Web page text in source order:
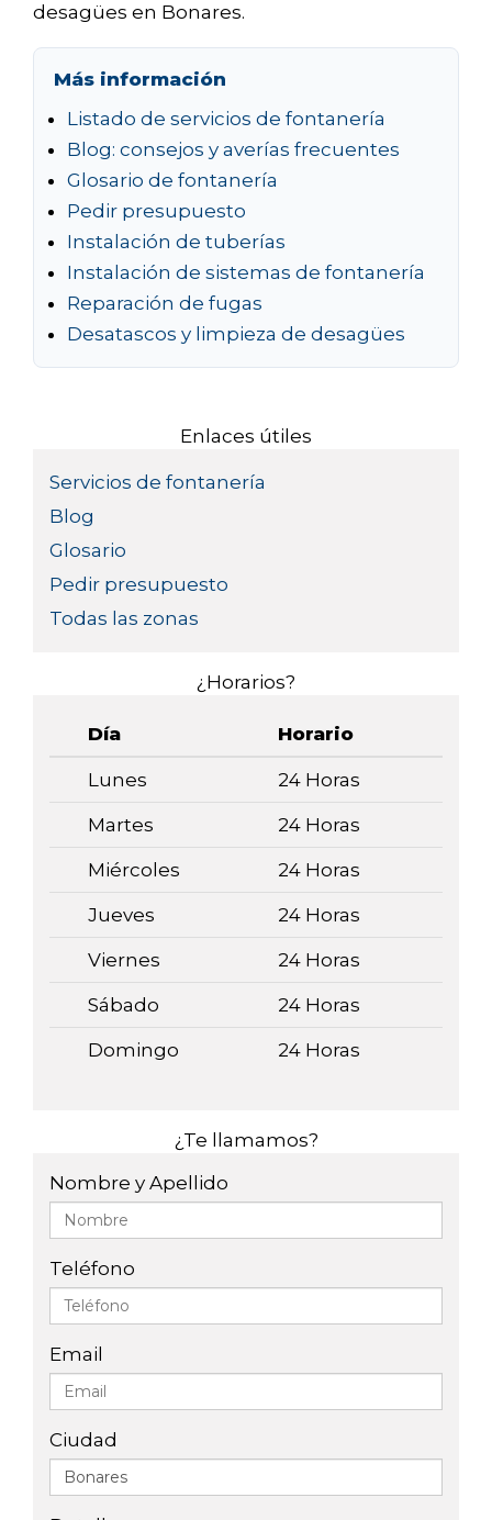
desagües en Bonares.
Más información
Listado de servicios de fontanería
Blog: consejos y averías frecuentes
Glosario de fontanería
Pedir presupuesto
Instalación de tuberías
Instalación de sistemas de fontanería
Reparación de fugas
Desatascos y limpieza de desagües
Enlaces útiles
Servicios de fontanería
Blog
Glosario
Pedir presupuesto
Todas las zonas
¿Horarios?
Día Horario
Lunes 24 Horas
Martes 24 Horas
Miércoles 24 Horas
Jueves 24 Horas
Viernes 24 Horas
Sábado 24 Horas
Domingo 24 Horas
¿Te llamamos?
Nombre y Apellido
Teléfono
Email
Ciudad